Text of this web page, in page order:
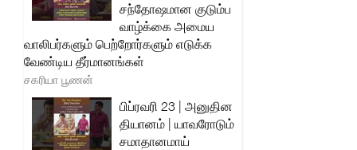
சந்தோஷமான குடும்ப
வாழ்க்கை அமைய
வாலிபர்களும் பெற்றோர்களும் எடுக்க
வேண்டிய தீர்மானங்கள்
சகரியா பூணன்
பிப்ரவரி 23 | அனுதின
தியானம் | யாவரோடும்
சமாதானமாய்